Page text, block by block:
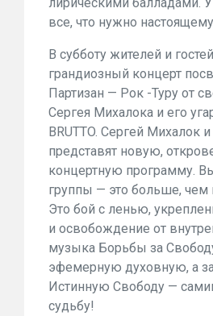
все, что нужно
В субботу жителей и
грандиозный концерт
Партизан — Рок -Туру от
Сергея Михалока и его
BRUTTO. Сергей Михалок
представят новую,
концертную программу.
группы — это больше, чем
Это бой с ленью,
и освобождение от
музыка Борьбы за
эфемерную духовную, а
Истинную Свободу —
судьбу!